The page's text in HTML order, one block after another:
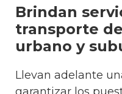
Brindan
transporte
urbano y
Llevan adelante